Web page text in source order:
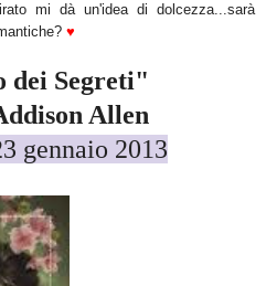
mi dà un'idea di dolcezza... sarà
♥
Segreti"
Allen
gennaio 2013